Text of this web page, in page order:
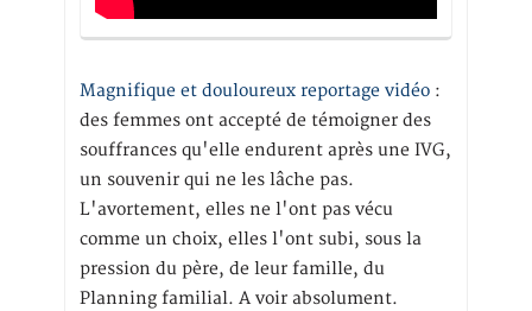
Magnifique et douloureux reportage vidéo :
des femmes ont accepté de témoigner des
souffrances qu'elle endurent après une IVG,
un souvenir qui ne les lâche pas.
L'avortement, elles ne l'ont pas vécu
comme un choix, elles l'ont subi, sous la
pression du père, de leur famille, du
Planning familial. A voir absolument.